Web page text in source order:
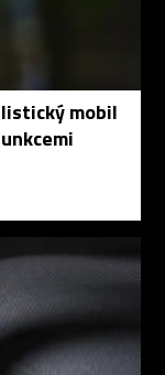
mobil